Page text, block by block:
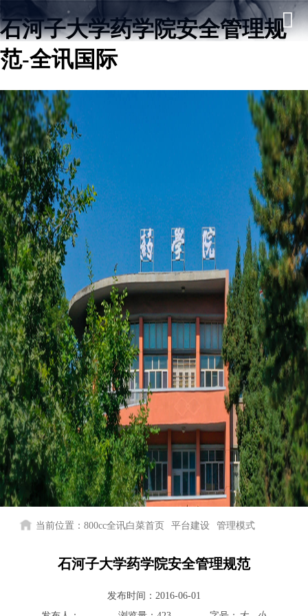
石河子大学药学院安全管理规
范-全讯国际
当前位置：800cc全讯白菜首页 平台建设 管理模式
石河子大学药学院安全管理规范
发布时间： 2016-06-01